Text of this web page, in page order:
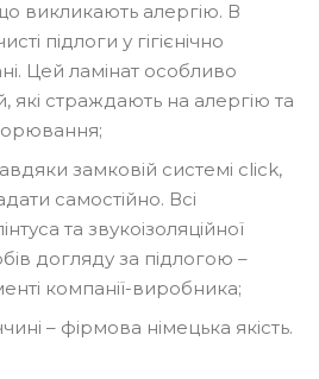
викликають алергію. В
підлоги у гігієнічно
Цей ламінат особливо
які страждають на алергію та
замковій системі click,
самостійно. Всі
та звукоізоляційної
догляду за підлогою –
компанії-виробника;
– фірмова німецька якість.